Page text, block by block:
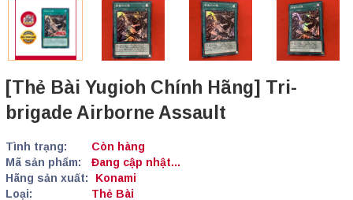
[Thẻ Bài Yugioh Chính Hãng] Tri-
brigade Airborne Assault
Tình trạng:
Còn hàng
Mã sản phẩm:
Đang cập nhật...
Hãng sản xuất:
Konami
Loại:
Thẻ Bài